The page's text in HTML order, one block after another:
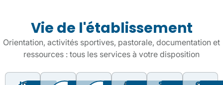
Vie de l'établissement
Orientation, activités sportives, pastorale, documentation et
ressources : tous les services à votre disposition